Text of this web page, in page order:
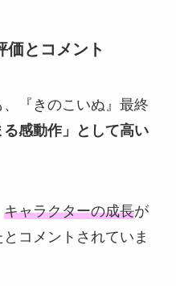
価とコメント
『きのこいぬ』最終
る感動作」として高い
キャラクターの成長が
コメントされていま